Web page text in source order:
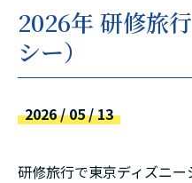
2026年 研修旅
シー）
2026 / 05 / 13
研修旅行で東京ディズニー